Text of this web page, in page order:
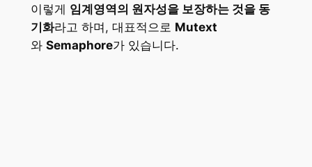
이렇게 임계영역의 원자성을 보장하는 것을 동
기화라고 하며, 대표적으로 Mutext
와 Semaphore가 있습니다.